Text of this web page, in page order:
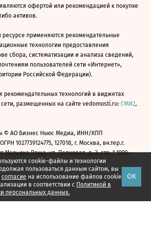
cookie-файлы и технологии
пользоваться данным сайтом, вы
согласие на использование файлов cookie
в соответствии с Политикой в
персональных данных.
ОК
офертой или рекомендацией к покупке
активов.
применяются рекомендательные
технологии предоставления
сбора, систематизации и анализа сведений,
пользователей сети «Интернет»,
Российской Федерации).
рекомендательных технологий в виджетах
размещенных на сайте vedomosti.ru: СМИ2,
© АО Бизнес Ньюс Медиа, ИНН/КПП
1027739124775, 127018, г. Москва, вн.тер.г.
Марьина Роща, ул. Полковая, д. 3, стр. 1 1999—